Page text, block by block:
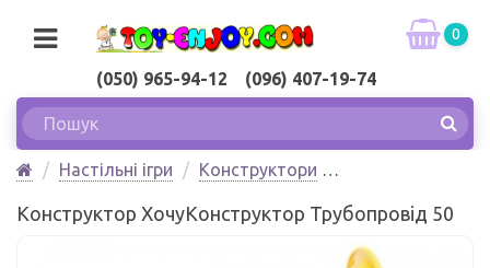
(050) 965-94-12 (096) 407-19-74
0
Настільні ігри
Конструктори
Конструктор ХочуКонструктор Трубопровід 50